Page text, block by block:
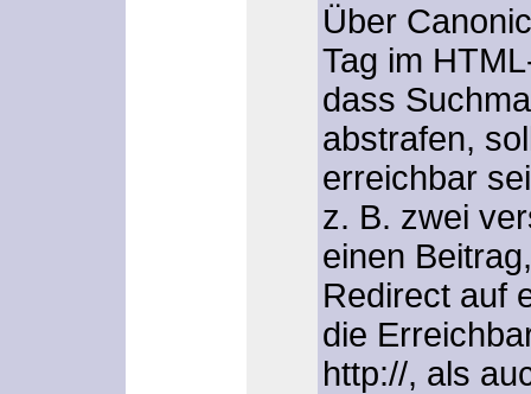
Über
Tag im
dass
abstrafen,
erreichbar
z. B. zwei
einen
Redirect auf
die
http://, als